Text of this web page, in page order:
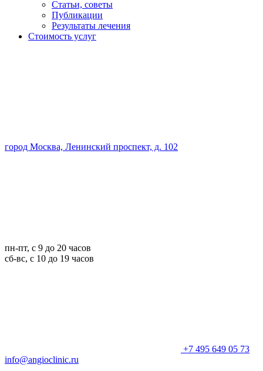
Статьи, советы
Публикации
Результаты лечения
Стоимость услуг
город Москва, Ленинский проспект, д. 102
пн-пт, с 9 до 20 часов
сб-вс, с 10 до 19 часов
+7 495 649 05 73
info@angioclinic.ru